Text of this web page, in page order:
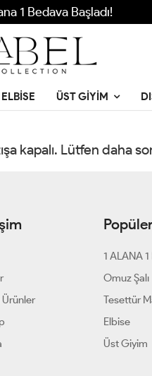
1 Bedava Başladı!
ELBISE ÜST GIYIM
kapalı. Lütfen daha
1 ALANA 1
Omuz Şalı
Tesettür
Elbise
Üst Giyim